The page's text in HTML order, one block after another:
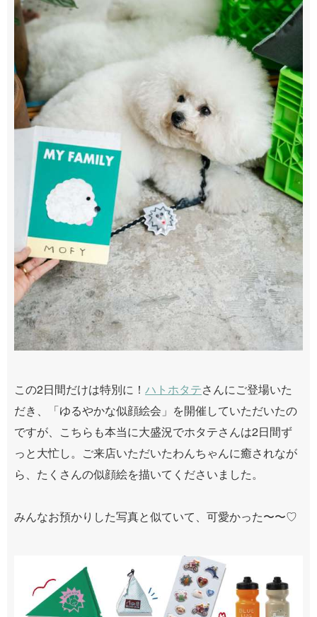
この2日間だけは特別に！ ハトホタテさんにご登場いた
だき、「ゆるやかな似顔絵会」を開催していただいたの
ですが、こちらも本当に大盛況でホタテさんは2日間ず
っと大忙し。ご来店いただいたわんちゃんに癒されなが
ら、たくさんの似顔絵を描いてくださいました。
みんなお預かりした写真と似ていて、可愛かった〜〜♡